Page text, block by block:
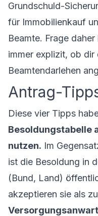
Grundschuld-
für Immobilienkauf
Beamte. Frage
immer explizit, ob
Beamtendarlehen
Antrag-
Diese vier Tipps
Besoldungstabelle
nutzen. Im
ist die Besoldung in
(Bund, Land)
akzeptieren sie als